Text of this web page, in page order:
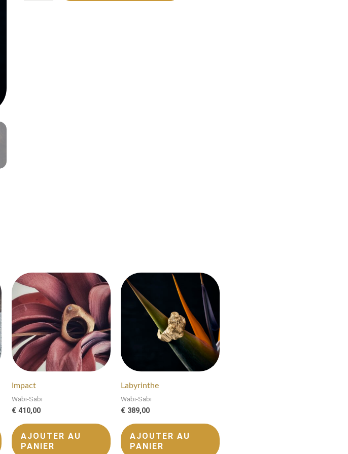
Impact
Wabi-Sabi
€ 410,00
AJOUTER AU
PANIER
Labyrinthe
Wabi-Sabi
€ 389,00
AJOUTER AU
PANIER